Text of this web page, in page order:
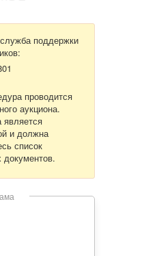
поддержки
проводится
аукциона.
и должна
список